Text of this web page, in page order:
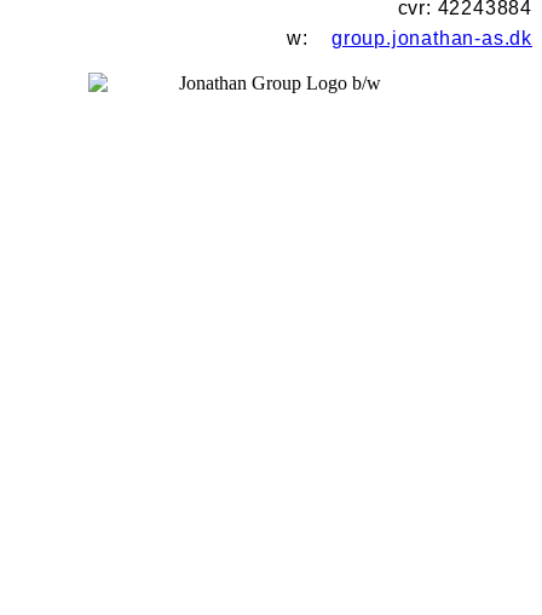
cvr: 42243884
w: group.jonathan-as.dk